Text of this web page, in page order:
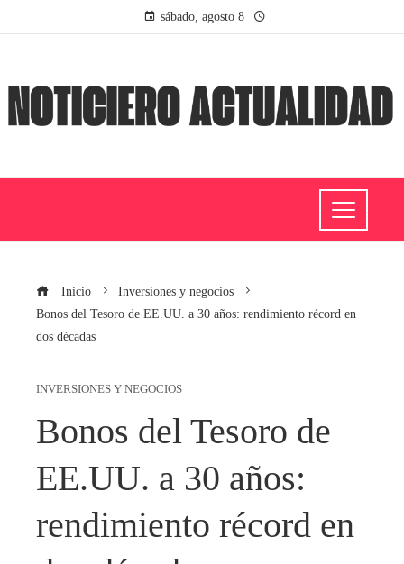
sábado, agosto 8
Inicio
Inversiones y negocios
Bonos del Tesoro de EE.UU. a 30 años: rendimiento récord en
dos décadas
INVERSIONES Y NEGOCIOS
Bonos del Tesoro de
EE.UU. a 30 años:
rendimiento récord en